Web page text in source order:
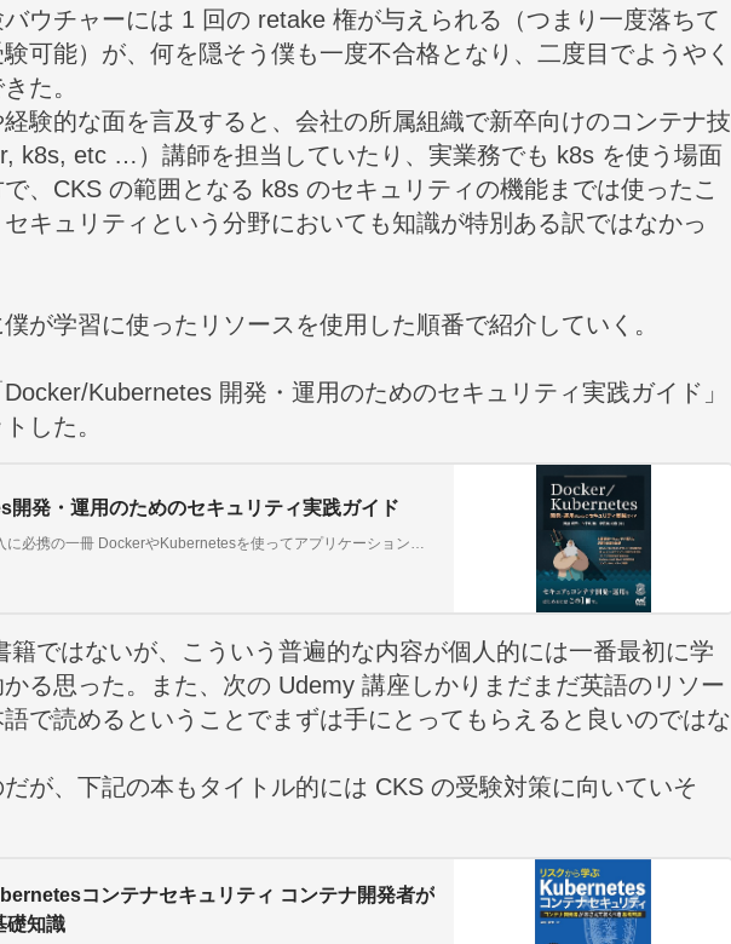
ウチャーには 1 回の retake 権が与えられる（つまり一度落ちて
可能）が、何を隠そう僕も一度不合格となり、二度目でようやく
た。
験的な面を言及すると、会社の所属組織で新卒向けのコンテナ技
k8s, etc …）講師を担当していたり、実業務でも k8s を使う場面
、CKS の範囲となる k8s のセキュリティの機能までは使ったこ
キュリティという分野においても知識が特別ある訳ではなかっ
が学習に使ったリソースを使用した順番で紹介していく。
Kubernetes 開発・運用のためのセキュリティ実践ガイド」
した。
発・運用のためのセキュリティ実践ガイド
本番環境へのコンテナ導入に必携の一冊 DockerやKubernetesを使ってアプリケーションをデプロイすることは、いまや当たり前になりつつあります。しかしながら、DockerやKubernetesのセキュリティを確保することはいまだに簡単ではありません。デフォルトの設定でコンテナを実行していませんか?Kubernetesのリソースに対する権限を正しく設定できていますか?本書は、DockerやKubernetesのセキュリティを強化するための設定方法や、便利なツールの使い方について、網羅的かつ詳細に記しています。また、Dockerに代わるコンテナエンジンとして話題のPodmanなど、最新のソフトウェアに関する情報もふんだんに盛り込みました。
籍ではないが、こういう普遍的な内容が個人的には一番最初に学
る思った。また、次の Udemy 講座しかりまだまだ英語のリソー
で読めるということでまずは手にとってもらえると良いのではな
が、下記の本もタイトル的には CKS の受験対策に向いていそ
コンテナセキュリティ コンテナ開発者が
礎知識